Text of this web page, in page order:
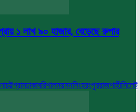
১ লাখ ৯০ হাজার, বেড়েছে রুপার
চট্টগ্রামঢাকাবরিশালময়মনসিংহরংপুররাজশাহীসিলেট